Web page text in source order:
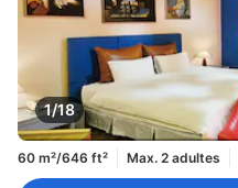
1/18
60 m²/646 ft² Max. 2 adultes